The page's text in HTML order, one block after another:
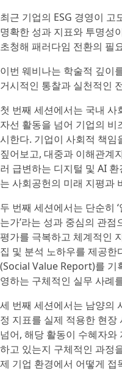
최근 기업의 ESG 경영이
명확한 성과 지표와 투명성
초청해 패러다임 전환의 필
이번 웨비나는 학술적 깊이
거시적인 통찰과 실천적인
첫 번째 세션에서는 국내
자선 활동을 넘어 기업의 비
시한다. 기업이 사회적 책임
짚어보고, 대중과 이해관계
러 급변하는 디지털 및 AI
는 사회공헌의 미래 지평과
두 번째 세션에서는 단순히
는가’라는 성과 중심의 관
평가를 극복하고 체계적인
집 및 분석 노하우를 제공
(Social Value Report)를 기
영하는 구체적인 실무 사례
세 번째 세션에서는 남양의
정 지표를 실제 적용한 현
넘어, 해당 활동이 수혜자
하고 있는지 구체적인 과정
제 기업 환경에서 어떻게